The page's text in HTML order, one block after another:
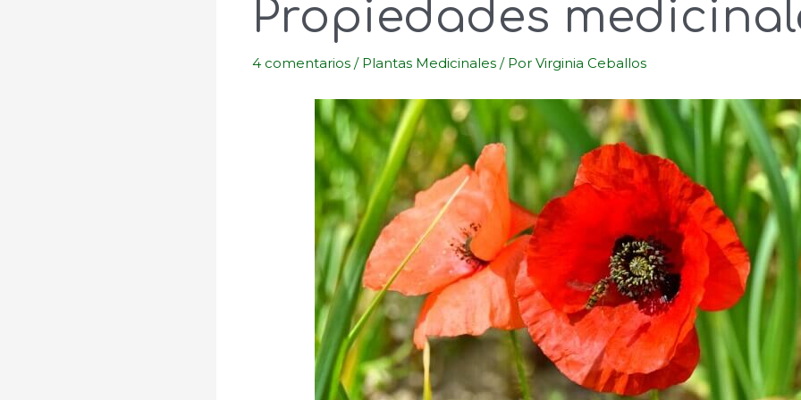
Propiedades
4 comentarios / Plantas Medicinales / PorVirginia Ceballos